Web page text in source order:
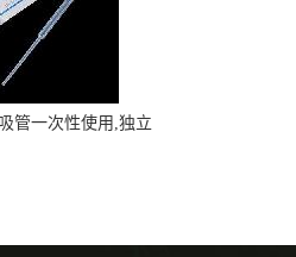
管一次性使用,独立